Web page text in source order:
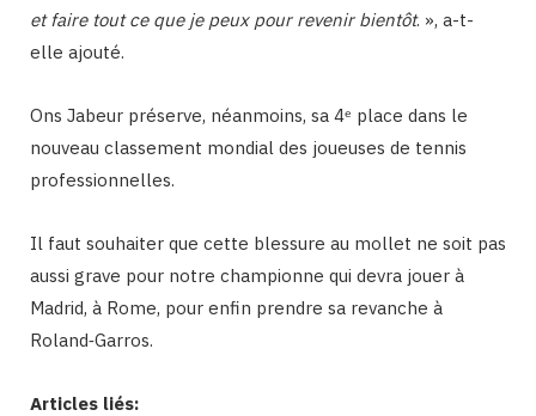
et faire tout ce que je peux pour revenir bientôt. », a-t-
elle ajouté.
Ons Jabeur préserve, néanmoins, sa 4ᵉ place dans le
nouveau classement mondial des joueuses de tennis
professionnelles.
Il faut souhaiter que cette blessure au mollet ne soit pas
aussi grave pour notre championne qui devra jouer à
Madrid, à Rome, pour enfin prendre sa revanche à
Roland‐Garros.
Articles liés: